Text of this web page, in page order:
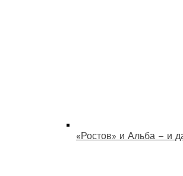
«Ростов» и Альба – и